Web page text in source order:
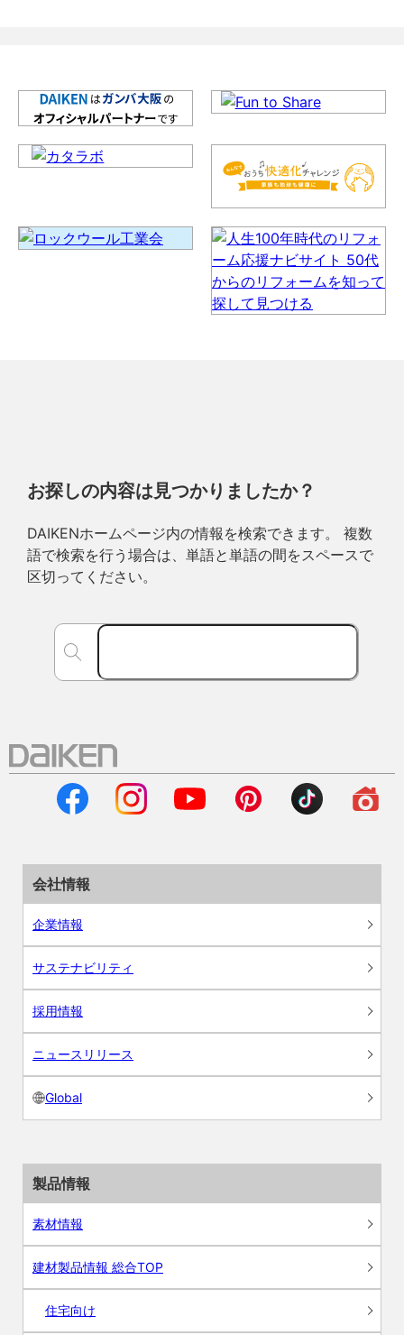
お探しの内容は見つかりましたか？
DAIKENホームページ内の情報を検索できます。 複数
語で検索を行う場合は、単語と単語の間をスペースで
区切ってください。
会社情報
企業情報
サステナビリティ
採用情報
ニュースリリース
Global
製品情報
素材情報
建材製品情報 総合TOP
住宅向け